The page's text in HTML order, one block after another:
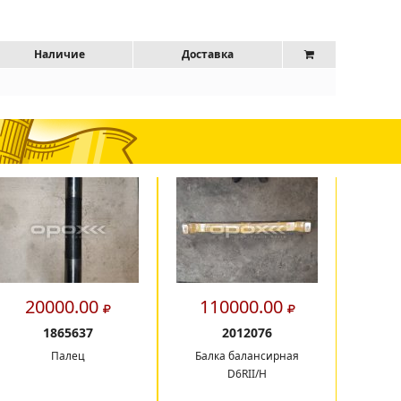
Наличие
Доставка
20000.00
1865637
Палец
110000.00
2012076
Балка балансирная
D6RII/H